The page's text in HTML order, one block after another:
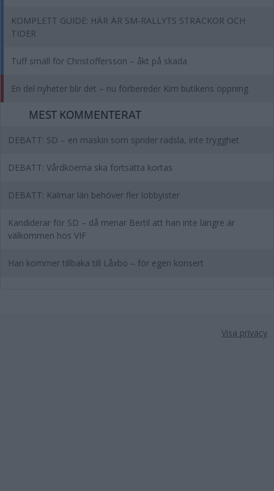
KOMPLETT GUIDE: HÄR ÄR SM-RALLYTS STRÄCKOR OCH
TIDER
Tuff smäll för Christoffersson – åkt på skada
En del nyheter blir det – nu förbereder Kim butikens öppning
MEST KOMMENTERAT
DEBATT: SD – en maskin som sprider rädsla, inte trygghet
DEBATT: Vårdköerna ska fortsätta kortas
DEBATT: Kalmar län behöver fler lobbyister
Kandiderar för SD – då menar Bertil att han inte längre är
välkommen hos VIF
Han kommer tillbaka till Låxbo – för egen konsert
Visa privacy